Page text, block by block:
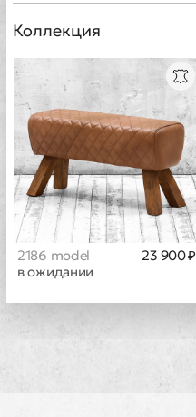
Коллекция
2186 model
в ожидании
23 900 ₽